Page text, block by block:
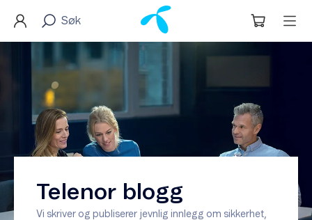
Telenor blogg
Vi skriver og publiserer jevnlig innlegg om sikkerhet,